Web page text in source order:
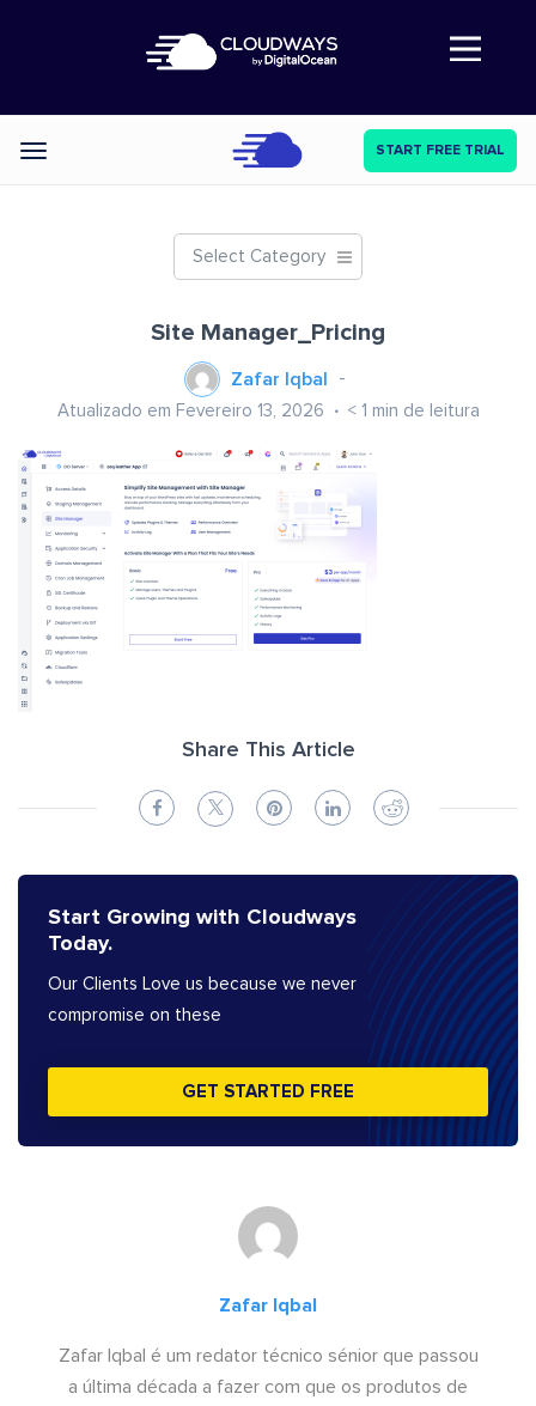
Abre a navegação
Categories START FREE TRIAL
Select Category
Site Manager_Pricing
Zafar Iqbal
Atualizado em Fevereiro 13, 2026 < 1 min de leitura
Share This Article
Start Growing with Cloudways
Today.
Our Clients Love us because we never
compromise on these
GET STARTED FREE
Zafar Iqbal
Zafar Iqbal é um redator técnico sénior que passou
a última década a fazer com que os produtos de